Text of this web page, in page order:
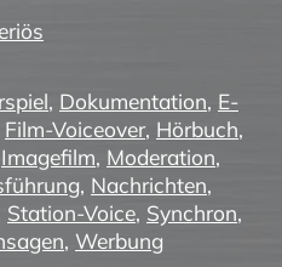
, Dokumentation, E-
Film-Voiceover, Hörbuch,
Imagefilm, Moderation,
, Nachrichten,
Station-Voice, Synchron,
, Werbung